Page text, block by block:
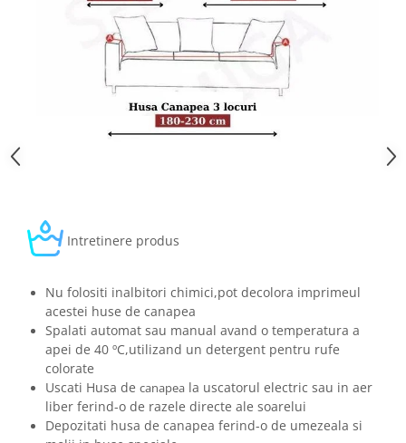
Intretinere produs
Nu folositi inalbitori chimici,pot decolora imprimeul
acestei huse de canapea
Spalati automat sau manual avand o temperatura a
apei de 40 ºC,utilizand un detergent pentru rufe
colorate
Uscati Husa de canapea la uscatorul electric sau in aer
liber ferind-o de razele directe ale soarelui
Depozitati husa de canapea ferind-o de umezeala si